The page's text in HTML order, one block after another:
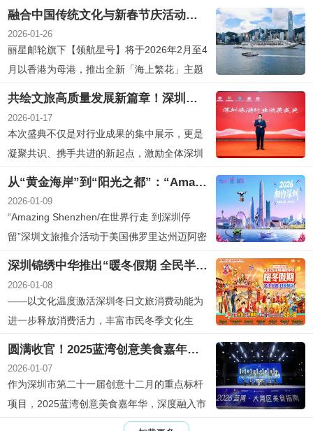
融合中国传统文化与新春节庆活动，丽星邮轮呈献「海上繁花」主题航程
2026-01-26
丽星邮轮旗下【领航星号】将于2026年2月至4
月以香港为母港，推出全新「海上繁花」主题
航程，融合中国传统文化与新春节庆活动，为
订指定航次，更可享受同舱第三位旅客免船
费，轻松展开海上开运之旅。1.「海上繁花」
共绘文旅高质量发展新篇章！深圳旅游行业颁奖盛典隆重举行
2026-01-17
本次盛典不仅是对行业成果的集中展示，更是
凝聚共识、携手共进的新起点，激励全体深圳
从“黄金海岸”到“阳光之都”：“Amazing Shenzhen”与迈阿密共绘邮轮旅游新蓝图
2026-01-09
“Amazing Shenzhen/在世界行走 到深圳停
留”深圳文旅推介活动于美国佛罗里达州迈阿密
市成功举办。
深圳锦绣中华推出“暖冬假期 全民半价”惠民政策！
2026-01-08
——以文化温度激活深圳冬日文旅消费动能为
进一步释放消费活力，丰富市民冬季文化生
活，深圳锦绣中华积极响应“粤享暖冬 乐游广
东”消费季活动号召，特推出“暖冬假期 全民半
价”惠民政策。即日起至2月6日，景区实行全
民半价入园，日夜畅游仅需110元，同时面向6
圆满收官！2025蓝湾创意美食嘉年华顺利落下帷幕，引爆舌尖上的新风尚
2026-01-07
作为深圳市第二十一届创意十二月的重点标杆
项目，2025蓝湾创意美食嘉年华，深度融入市
委市政府“悦享暖冬 乐购深圳”跨年消费季及市